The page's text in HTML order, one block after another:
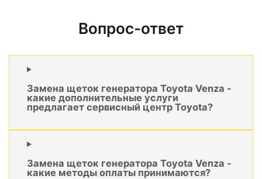
Вопрос-ответ
Замена щеток генератора Toyota Venza -
какие дополнительные услуги
предлагает сервисный центр Toyota?
Замена щеток генератора Toyota Venza -
какие методы оплаты принимаются?